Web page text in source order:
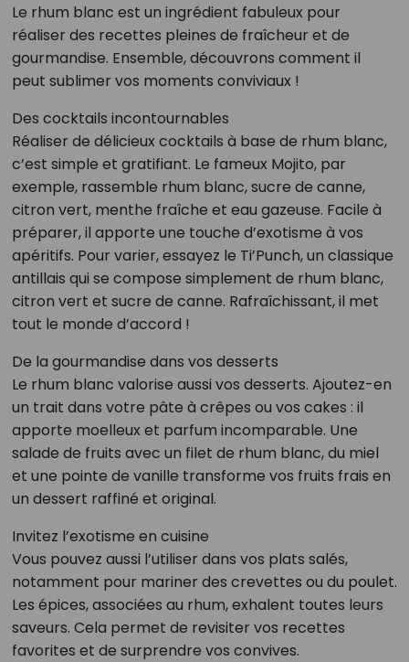
Le rhum blanc est un ingrédient fabuleux pour
réaliser des recettes pleines de fraîcheur et de
gourmandise. Ensemble, découvrons comment il
peut sublimer vos moments conviviaux !
Des cocktails incontournables
Réaliser de délicieux cocktails à base de rhum blanc,
c’est simple et gratifiant. Le fameux Mojito, par
exemple, rassemble rhum blanc, sucre de canne,
citron vert, menthe fraîche et eau gazeuse. Facile à
préparer, il apporte une touche d’exotisme à vos
apéritifs. Pour varier, essayez le Ti’Punch, un classique
antillais qui se compose simplement de rhum blanc,
citron vert et sucre de canne. Rafraîchissant, il met
tout le monde d’accord !
De la gourmandise dans vos desserts
Le rhum blanc valorise aussi vos desserts. Ajoutez-en
un trait dans votre pâte à crêpes ou vos cakes : il
apporte moelleux et parfum incomparable. Une
salade de fruits avec un filet de rhum blanc, du miel
et une pointe de vanille transforme vos fruits frais en
un dessert raffiné et original.
Invitez l’exotisme en cuisine
Vous pouvez aussi l’utiliser dans vos plats salés,
notamment pour mariner des crevettes ou du poulet.
Les épices, associées au rhum, exhalent toutes leurs
saveurs. Cela permet de revisiter vos recettes
favorites et de surprendre vos convives.